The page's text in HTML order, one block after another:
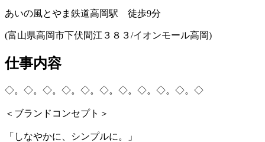
あいの風とやま鉄道高岡駅 徒歩9分
(富山県高岡市下伏間江３８３/イオンモール高岡)
仕事内容
◇。◇。◇。◇。◇。◇。◇。◇。◇。◇。◇
＜ブランドコンセプト＞
「しなやかに、シンプルに。」